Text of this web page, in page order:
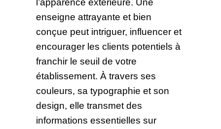
l’apparence extérieure. Une
enseigne attrayante et bien
conçue peut intriguer, influencer et
encourager les clients potentiels à
franchir le seuil de votre
établissement. À travers ses
couleurs, sa typographie et son
design, elle transmet des
informations essentielles sur